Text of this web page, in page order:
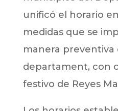
unificó el horario
medidas que se
manera preventiva
departament, con
festivo de Reyes